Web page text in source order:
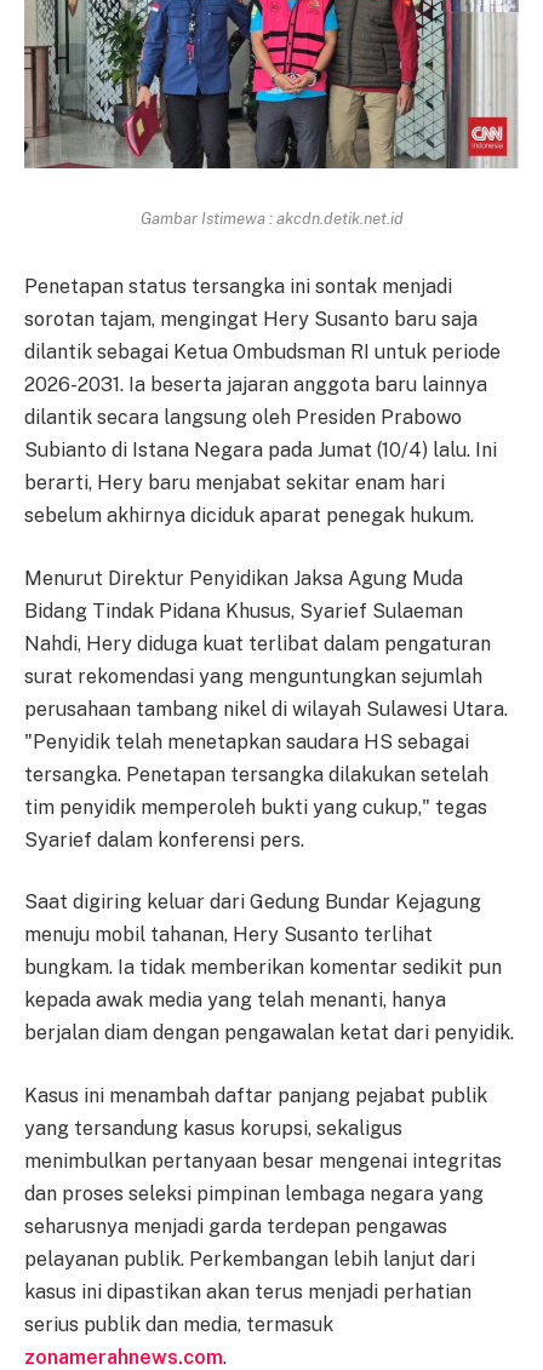
Gambar Istimewa : akcdn.detik.net.id
Penetapan status tersangka ini sontak menjadi
sorotan tajam, mengingat Hery Susanto baru saja
dilantik sebagai Ketua Ombudsman RI untuk periode
2026-2031. Ia beserta jajaran anggota baru lainnya
dilantik secara langsung oleh Presiden Prabowo
Subianto di Istana Negara pada Jumat (10/4) lalu. Ini
berarti, Hery baru menjabat sekitar enam hari
sebelum akhirnya diciduk aparat penegak hukum.
Menurut Direktur Penyidikan Jaksa Agung Muda
Bidang Tindak Pidana Khusus, Syarief Sulaeman
Nahdi, Hery diduga kuat terlibat dalam pengaturan
surat rekomendasi yang menguntungkan sejumlah
perusahaan tambang nikel di wilayah Sulawesi Utara.
"Penyidik telah menetapkan saudara HS sebagai
tersangka. Penetapan tersangka dilakukan setelah
tim penyidik memperoleh bukti yang cukup," tegas
Syarief dalam konferensi pers.
Saat digiring keluar dari Gedung Bundar Kejagung
menuju mobil tahanan, Hery Susanto terlihat
bungkam. Ia tidak memberikan komentar sedikit pun
kepada awak media yang telah menanti, hanya
berjalan diam dengan pengawalan ketat dari penyidik.
Kasus ini menambah daftar panjang pejabat publik
yang tersandung kasus korupsi, sekaligus
menimbulkan pertanyaan besar mengenai integritas
dan proses seleksi pimpinan lembaga negara yang
seharusnya menjadi garda terdepan pengawas
pelayanan publik. Perkembangan lebih lanjut dari
kasus ini dipastikan akan terus menjadi perhatian
serius publik dan media, termasuk
zonamerahnews.com.